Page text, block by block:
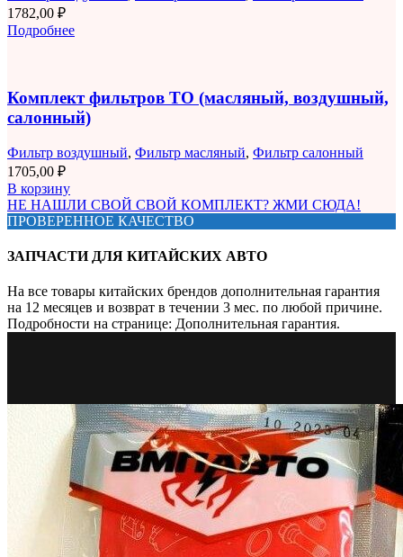
1782,00 ₽
Подробнее
Комплект фильтров ТО (масляный, воздушный,
салонный)
Фильтр воздушный, Фильтр масляный, Фильтр салонный
1705,00 ₽
В корзину
НЕ НАШЛИ СВОЙ СВОЙ КОМПЛЕКТ? ЖМИ СЮДА!
ПРОВЕРЕННОЕ КАЧЕСТВО
ЗАПЧАСТИ ДЛЯ КИТАЙСКИХ АВТО
На все товары китайских брендов дополнительная гарантия
на 12 месяцев и возврат в течении 3 мес. по любой причине.
Подробности на странице: Дополнительная гарантия.